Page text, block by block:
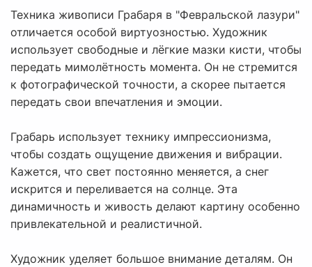
Техника живописи Грабаря в "Февральской лазури"
отличается особой виртуозностью. Художник
использует свободные и лёгкие мазки кисти, чтобы
передать мимолётность момента. Он не стремится
к фотографической точности, а скорее пытается
передать свои впечатления и эмоции.
Грабарь использует технику импрессионизма,
чтобы создать ощущение движения и вибрации.
Кажется, что свет постоянно меняется, а снег
искрится и переливается на солнце. Эта
динамичность и живость делают картину особенно
привлекательной и реалистичной.
Художник уделяет большое внимание деталям. Он